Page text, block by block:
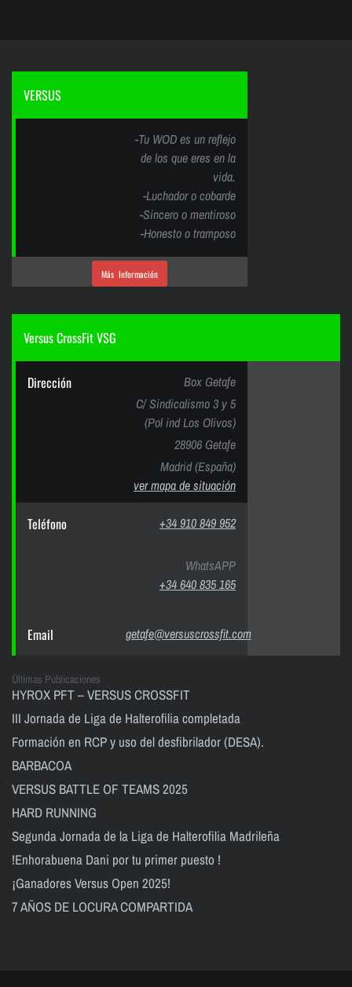
VERSUS
-Tu WOD es un reflejo
de los que eres en la
vida.
-Luchador o cobarde
-Sincero o mentiroso
-Honesto o tramposo
Más Información
Versus CrossFit VSG
Dirección
Box Getafe
C/ Sindicalismo 3 y 5
(Pol ind Los Olivos)
28906 Getafe
Madrid (España)
ver mapa de situación
Teléfono +34 910 849 952
WhatsAPP
+34 640 835 165
Email getafe@versuscrossfit.com
Últimas Publicaciones
HYROX PFT – VERSUS CROSSFIT
III Jornada de Liga de Halterofilia completada
Formación en RCP y uso del desfibrilador (DESA).
BARBACOA
VERSUS BATTLE OF TEAMS 2025
HARD RUNNING
Segunda Jornada de la Liga de Halterofilia Madrileña
!Enhorabuena Dani por tu primer puesto !
¡Ganadores Versus Open 2025!
7 AÑOS DE LOCURA COMPARTIDA